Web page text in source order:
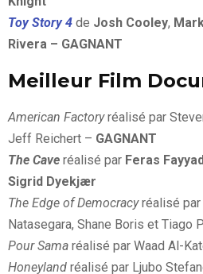
Toy Story 4 de Josh Cooley,
Rivera – GAGNANT
Meilleur Film
American Factoryréalisé par
Jeff Reichert – GAGNANT
The Cave réalisé par Feras
Sigrid Dyekjær
The Edge of Democracyréalisé par
Natasegara, Shane Boris et Tiago
Pour Sama réalisé par Waad Al-
Honeyland réalisé par Ljubo